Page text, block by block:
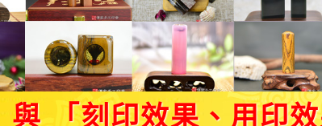
與 「刻印效果、用印